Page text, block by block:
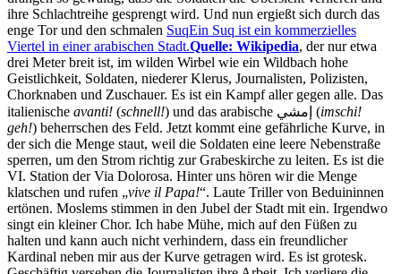
ihre Schlachtreihe gesprengt wird. Und nun ergießt sich durch das
enge Tor und den schmalen SuqEin Suq ist ein kommerzielles
Viertel in einer arabischen Stadt.Quelle: Wikipedia, der nur etwa
drei Meter breit ist, im wilden Wirbel wie ein Wildbach hohe
Geistlichkeit, Soldaten, niederer Klerus, Journalisten, Polizisten,
Chorknaben und Zuschauer. Es ist ein Kampf aller gegen alle. Das
italienische avanti! (schnell!) und das arabische إمشي (imschi!
geh!) beherrschen des Feld. Jetzt kommt eine gefährliche Kurve, in
der sich die Menge staut, weil die Soldaten eine leere Nebenstraße
sperren, um den Strom richtig zur Grabeskirche zu leiten. Es ist die
VI. Station der Via Dolorosa. Hinter uns hören wir die Menge
klatschen und rufen
vive il Papa! . Laute Triller von Beduininnen
ertönen. Moslems stimmen in den Jubel der Stadt mit ein. Irgendwo
singt ein kleiner Chor. Ich habe Mühe, mich auf den Füßen zu
halten und kann auch nicht verhindern, dass ein freundlicher
Kardinal neben mir aus der Kurve getragen wird. Es ist grotesk.